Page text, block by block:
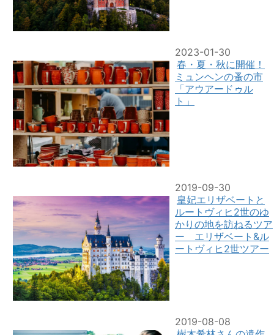
2023-01-30
春・夏・秋に開催！
ミュンヘンの蚤の市
「アウアードゥル
ト」
2019-09-30
皇妃エリザベートと
ルートヴィヒ2世のゆ
かりの地を訪ねるツア
ー エリザベート&ル
ートヴィヒ2世ツアー
2019-08-08